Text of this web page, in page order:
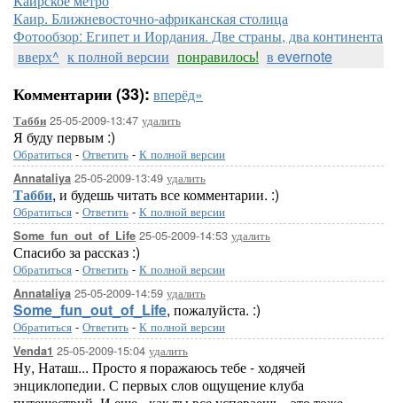
Каир. Ближневосточно-африканская столица
Фотообзор: Египет и Иордания. Две страны, два континента
вверх^ к полной версии понравилось! в evernote
Комментарии (33): вперёд»
Табби 25-05-2009-13:47 удалить
Я буду первым :)
Обратиться - Ответить - К полной версии
Annataliya 25-05-2009-13:49 удалить
Табби, и будешь читать все комментарии. :)
Обратиться - Ответить - К полной версии
Some_fun_out_of_Life 25-05-2009-14:53 удалить
Спасибо за рассказ :)
Обратиться - Ответить - К полной версии
Annataliya 25-05-2009-14:59 удалить
Some_fun_out_of_Life, пожалуйста. :)
Обратиться - Ответить - К полной версии
Venda1 25-05-2009-15:04 удалить
Ну, Наташ... Просто я поражаюсь тебе - ходячей
энциклопедии. С первых слов ощущение клуба